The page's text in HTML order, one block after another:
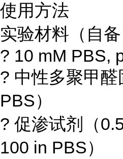
使用方法
实验材料（自备
? 10 mM PBS,
? 中性多聚甲
PBS）
? 促渗试剂（
100 in PBS）